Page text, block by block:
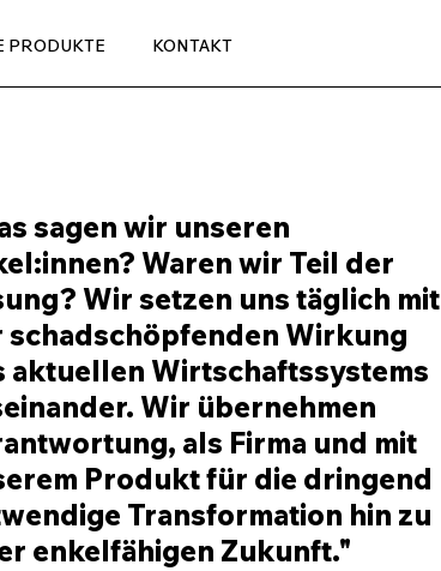
PRODUKTE KONTAKT
sagen wir unseren
Waren wir Teil der
Wir setzen uns täglich mit
schadschöpfenden Wirkung
aktuellen Wirtschaftssystems
Wir übernehmen
als Firma und mit
Produkt für die dringend
Transformation hin zu
enkelfähigen Zukunft."